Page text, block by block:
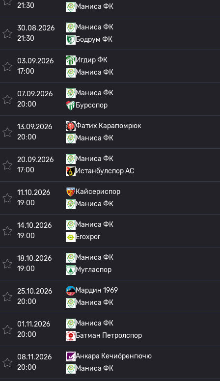
21:30
Маниса ФК
30.08.2026
21:30
Маниса ФК
Бодрум ФК
03.09.2026
17:00
Игдир ФК
Маниса ФК
07.09.2026
20:00
Маниса ФК
Бурсспор
13.09.2026
20:00
Фатих Карагюмрюк
Маниса ФК
20.09.2026
17:00
Маниса ФК
Истанбулспор АС
11.10.2026
19:00
Кайсериспор
Маниса ФК
14.10.2026
19:00
Маниса ФК
Eroxpor
18.10.2026
19:00
Маниса ФК
Мугласпор
25.10.2026
20:00
Мардин 1969
Маниса ФК
01.11.2026
20:00
Маниса ФК
Батман Петролспор
08.11.2026
20:00
Анкара Кечио́ренгючю
Маниса ФК